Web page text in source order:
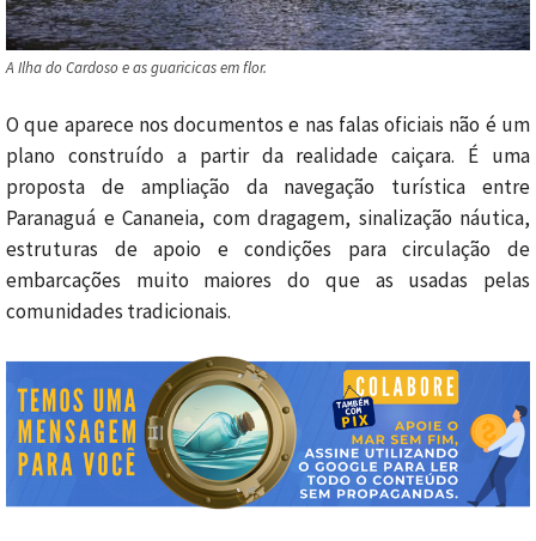
A Ilha do Cardoso e as guaricicas em flor.
O que aparece nos documentos e nas falas oficiais não é um
plano construído a partir da realidade caiçara. É uma
proposta de ampliação da navegação turística entre
Paranaguá e Cananeia, com dragagem, sinalização náutica,
estruturas de apoio e condições para circulação de
embarcações muito maiores do que as usadas pelas
comunidades tradicionais.